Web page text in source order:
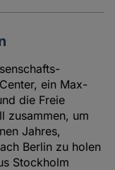
ein Max-
die Freie
zusammen, um
Jahres,
Berlin zu holen
Stockholm